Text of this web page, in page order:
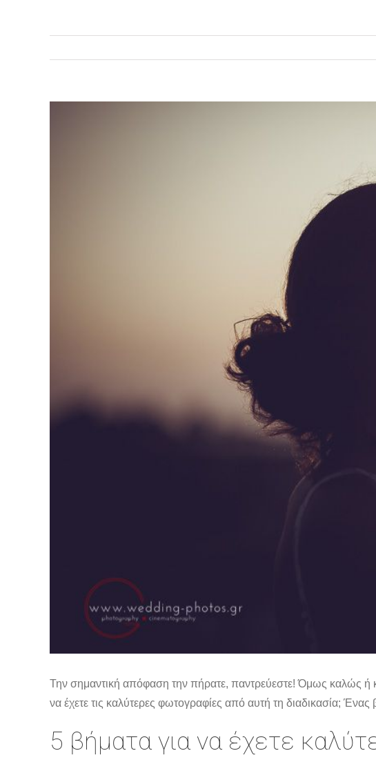
Την σημαντική απόφαση την πήρατε, παντρεύεστε! Όμως καλώς ή
να έχετε τις καλύτερες φωτογραφίες από αυτή τη διαδικασία; Ένας
5 βήματα για να έχετε